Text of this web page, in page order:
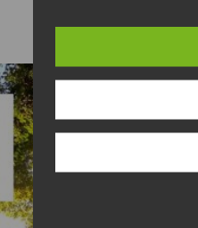
Thema.
Wille
deutlich